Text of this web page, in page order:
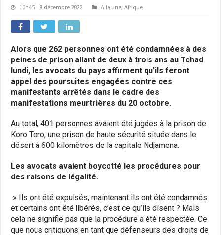
10h45 - 8 décembre 2022 A la une,Afrique
Alors que 262 personnes ont été condamnées à des
peines de prison allant de deux à trois ans au Tchad
lundi, les avocats du pays affirment qu’ils feront
appel des poursuites engagées contre ces
manifestants arrêtés dans le cadre des
manifestations meurtrières du 20 octobre.
Au total, 401 personnes avaient été jugées à la prison de
Koro Toro, une prison de haute sécurité située dans le
désert à 600 kilomètres de la capitale Ndjamena.
Les avocats avaient boycotté les procédures pour
des raisons de légalité.
» Ils ont été expulsés, maintenant ils ont été condamnés
et certains ont été libérés, c’est ce qu’ils disent ? Mais
cela ne signifie pas que la procédure a été respectée. Ce
que nous critiquons en tant que défenseurs des droits de